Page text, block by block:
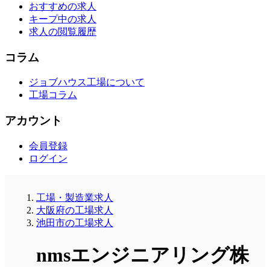
おすすめの求人
キープ中の求人
求人の閲覧履歴
コラム
ジョブハウス工場について
工場コラム
アカウント
会員登録
ログイン
工場・製造業求人
大阪府の工場求人
池田市の工場求人
nmsエンジニアリング株